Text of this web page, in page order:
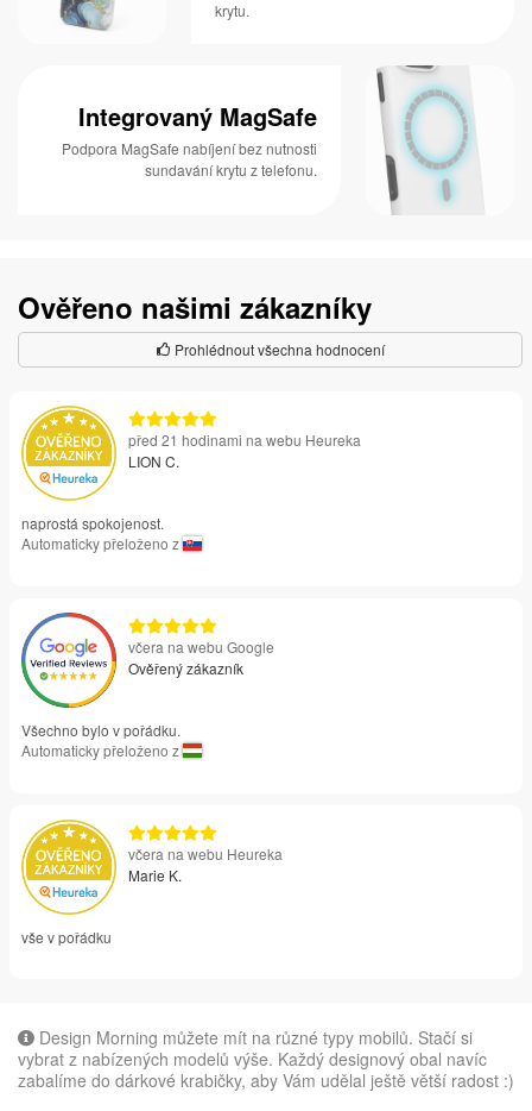
krytu.
Integrovaný MagSafe
Podpora MagSafe nabíjení bez nutnosti
sundavání krytu z telefonu.
Ověřeno našimi zákazníky
Prohlédnout všechna hodnocení
před 21 hodinami na webu Heureka
LION C.
naprostá spokojenost.
Automaticky přeloženo z
včera na webu Google
Ověřený zákazník
Všechno bylo v pořádku.
Automaticky přeloženo z
včera na webu Heureka
Marie K.
vše v pořádku
Design Morning můžete mít na různé typy mobilů. Stačí si
vybrat z nabízených modelů výše. Každý designový obal navíc
zabalíme do dárkové krabičky, aby Vám udělal ještě větší radost :)